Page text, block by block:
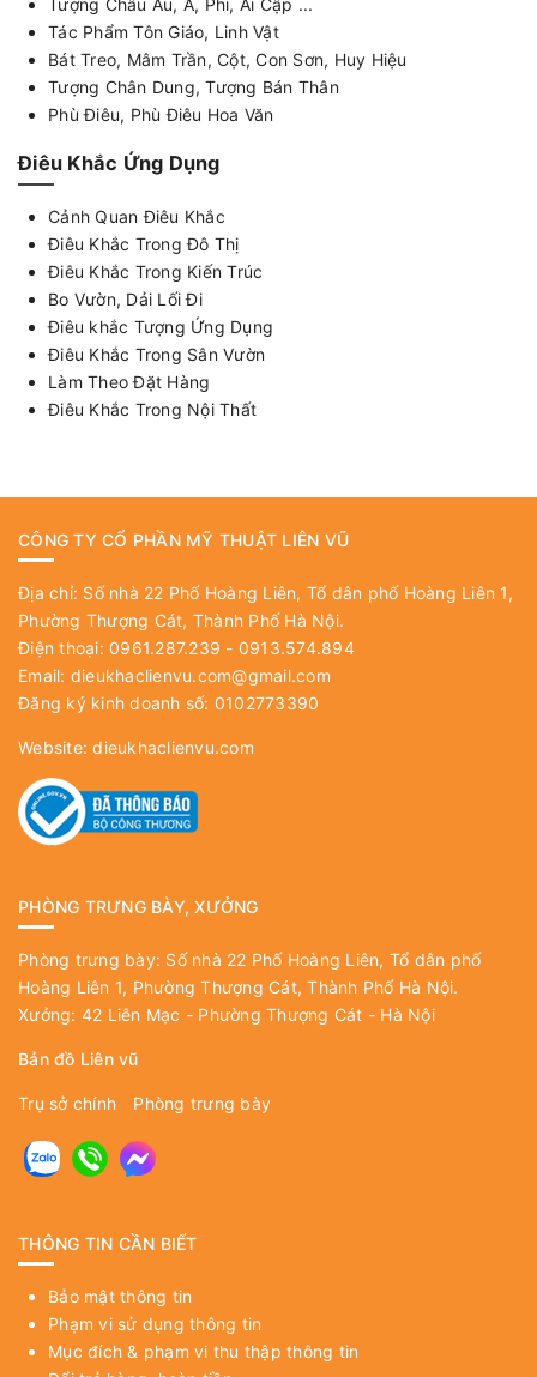
Tác Phẩm Tôn Giáo, Linh Vật
Bát Treo, Mâm Trần, Cột, Con Sơn, Huy Hiệu
Tượng Chân Dung, Tượng Bán Thân
Phù Điêu, Phù Điêu Hoa Văn
Điêu Khắc Ứng Dụng
Cảnh Quan Điêu Khắc
Điêu Khắc Trong Đô Thị
Điêu Khắc Trong Kiến Trúc
Bo Vườn, Dải Lối Đi
Điêu khắc Tượng Ứng Dụng
Điêu Khắc Trong Sân Vườn
Làm Theo Đặt Hàng
Điêu Khắc Trong Nội Thất
CÔNG TY CỔ PHẦN MỸ THUẬT LIÊN VŨ
Địa chỉ: Số nhà 22 Phố Hoàng Liên, Tổ dân phố Hoàng Liên 1,
Phường Thượng Cát, Thành Phố Hà Nội.
Điện thoại: 0961.287.239 - 0913.574.894
Email: dieukhaclienvu.com@gmail.com
Đăng ký kinh doanh số: 0102773390
Website:dieukhaclienvu.com
PHÒNG TRƯNG BÀY, XƯỞNG
Phòng trưng bày: Số nhà 22 Phố Hoàng Liên, Tổ dân phố
Hoàng Liên 1, Phường Thượng Cát, Thành Phố Hà Nội.
Xưởng: 42 Liên Mạc - Phường Thượng Cát - Hà Nội
Bản đồ Liên vũ
Trụ sở chính Phòng trưng bày
THÔNG TIN CẦN BIẾT
Bảo mật thông tin
Phạm vi sử dụng thông tin
Mục đích & phạm vi thu thập thông tin